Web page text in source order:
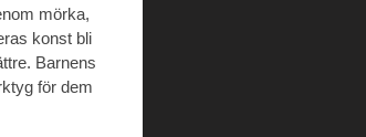
mörka,
konst bli
Barnens
för dem